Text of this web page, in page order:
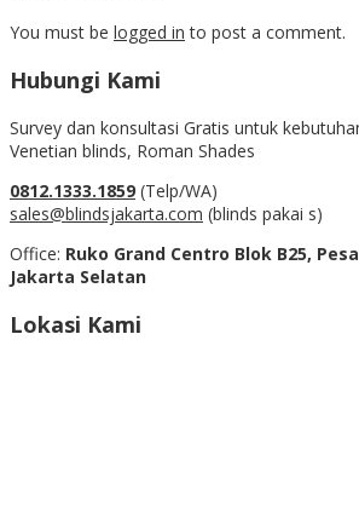
You must be logged in to post a comment.
Hubungi Kami
Survey dan konsultasi Gratis untuk
Venetian blinds, Roman Shades
0812.1333.1859 (Telp/WA)
sales@blindsjakarta.com (blinds pakai s)
Office: Ruko Grand Centro Blok B25,
Jakarta Selatan
Lokasi Kami